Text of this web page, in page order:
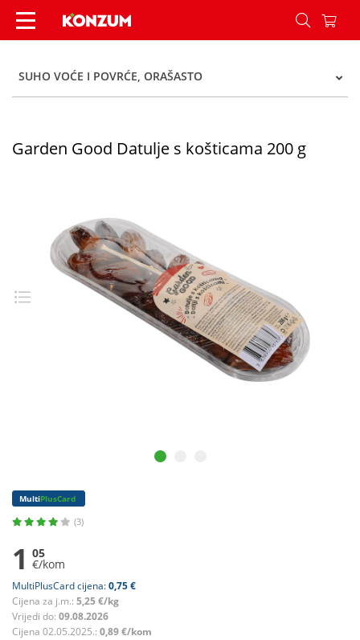
Garden Good Datulje s košticama 200 g -
SUHO VOĆE I POVRĆE, ORAŠASTO
Garden Good Datulje s košticama 200 g
MultiPlusCard
(3)
1 05
€/kom
MultiPlusCard cijena:0,75 €
Cijena za j.m.: 5,25 €/kg
Vrijedi do: 09.08.2026
Cijena 02.05.2025.: 0,89 €/kom